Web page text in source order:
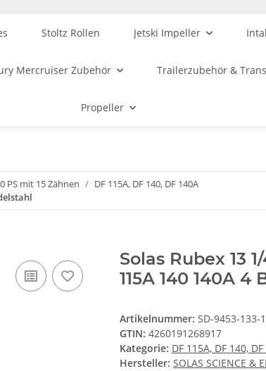
Stoltz Rollen Jetski Impeller
Mercruiser Zubehör Trailerzubehör &
Propeller
PS mit 15 Zähnen
DF 115A, DF 140, DF 140A
Solas Rubex 13
115A 140 140A
Artikelnummer: SD-9453-133-
GTIN: 4260191268917
Kategorie: DF 115A, DF 140,
Hersteller: SOLAS SCIENCE &